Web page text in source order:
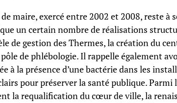
maire, exercé entre 2002 et 2008, reste à
un certain nombre de réalisations
de gestion des Thermes, la création du
de phlébologie. Il rappelle également
à la présence d’une bactérie dans les
pour préserver la santé publique. Parmi
la requalification du cœur de ville, la